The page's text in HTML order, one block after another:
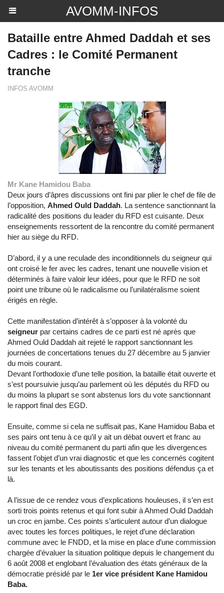
AVOMM-INFOS
Bataille entre Ahmed Daddah et ses
Cadres : le Comité Permanent
tranche
INFOS AVOMM
Mr Kane Hamidou Baba
Deux jours d’âpres discussions ont fini par plier le chef de file de
l’opposition, Ahmed Ould Daddah. La sentence sanctionnant la
radicalité des positions du leader du RFD est cuisante. Deux
enseignements ressortent de la rencontre du comité permanent
hier au siège du RFD.
D’abord, il y a une reculade des inconditionnels du seigneur qui
ont croisé le fer avec les cadres, tenant une nouvelle vision et
déterminés à faire valoir leur idées, pour que le RFD ne soit
point une tribune où le radicalisme ou l’unilatéralisme soient
érigés en règle.
Cette manifestation d’intérêt à s’opposer à la volonté du
seigneur par certains cadres de ce parti est né après que
Ahmed Ould Daddah ait rejeté le rapport sanctionnant les
journées de concertations tenues du 27 décembre au 5 janvier
du mois courant.
Devant l’orthodoxie d’une telle position, la bataille était ouverte et
s’est poursuivie jusqu’au parlement où les députés du RFD ou
du moins la plupart se sont abstenus lors du vote sanctionnant
le rapport final des EGD.
Ensuite, comme si cela ne suffisait pas, Kane Hamidou Baba et
ses pairs ont tenu à ce qu’il y ait un débat ouvert et franc au
niveau du comité permanent du parti afin que les divergences
fassent l’objet d’un vrai diagnostic et que les concernés cogitent
sur les tenants et les aboutissants des positions défendus ça et
là.
A l’issue de ce rendez vous d’explications houleuses, il s’en est
sorti trois points retenus et qui font subir à Ahmed Ould Daddah
un croc en jambe. Ces points s’articulent autour d’un dialogue
avec toutes les forces politiques, le rejet d’une déclaration
commune avec le FNDD, et la mise en place d’une commission
chargée d’évaluer la situation politique depuis le changement du
6 août 2008 et englobant l’évaluation des états généraux de la
démocratie présidé par le 1er vice président Kane Hamidou
Baba.